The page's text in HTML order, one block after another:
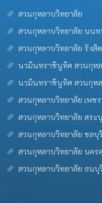
สวนกุหลาบวิทยาลัย
สวนกุหลาบวิทยาลัย นนท
สวนกุหลาบวิทยาลัย รังสิต
นวมินทราชินูทิศ สวนกุห
นวมินทราชินูทิศ สวนกุห
สวนกุหลาบวิทยาลัย เพช
สวนกุหลาบวิทยาลัย สระ
สวนกุหลาบวิทยาลัย ชลบุ
สวนกุหลาบวิทยาลัย นคร
สวนกุหลาบวิทยาลัย ธนบุ